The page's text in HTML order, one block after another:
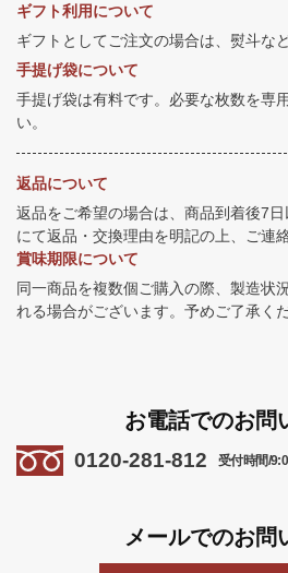
ギフト利用について
ギフトとしてご注文の場合は、熨斗な
手提げ袋について
手提げ袋は有料です。必要な枚数を専
い。
返品について
返品をご希望の場合は、商品到着後7
にて返品・交換理由を明記の上、ご連
賞味期限について
同一商品を複数個ご購入の際、製造状
れる場合がございます。予めご了承くだ
お電話でのお問
0120-281-812 受付時間/
メールでのお問